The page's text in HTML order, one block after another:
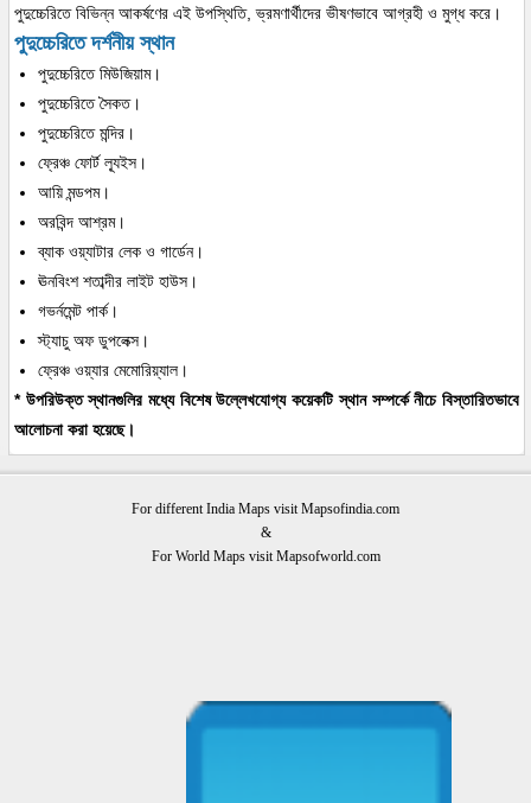
পুদুচ্চেরিতে বিভিন্ন আকর্ষণের এই উপস্থিতি, ভ্রমণার্থীদের ভীষণভাবে আগ্রহী ও মুগ্ধ করে।
পুদুচ্চেরিতে দর্শনীয় স্থান
পুদুচ্চেরিতে মিউজিয়াম।
পুদুচ্চেরিতে সৈকত।
পুদুচ্চেরিতে মন্দির।
ফ্রেঞ্চ ফোর্ট ল্যূইস।
আয়ি মন্ডপম।
অরবিন্দ আশ্রম।
ব্যাক ওয়্যাটার লেক ও গার্ডেন।
ঊনবিংশ শতাব্দীর লাইট হাউস।
গভর্নমেন্ট পার্ক।
স্ট্যাচু অফ ডুপলেক্স।
ফ্রেঞ্চ ওয়্যার মেমোরিয়্যাল।
* উপরিউক্ত স্থানগুলির মধ্যে বিশেষ উল্লেখযোগ্য কয়েকটি স্থান সম্পর্কে নীচে বিস্তারিতভাবে
আলোচনা করা হয়েছে।
For different India Maps visit Mapsofindia.com
&
For World Maps visit Mapsofworld.com